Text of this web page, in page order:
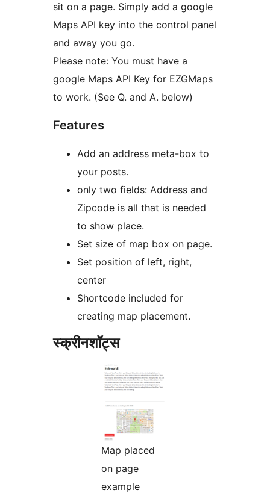
sit on a page. Simply add a google
Maps API key into the control panel
and away you go.
Please note: You must have a
google Maps API Key for EZGMaps
to work. (See Q. and A. below)
Features
Add an address meta-box to
your posts.
only two fields: Address and
Zipcode is all that is needed
to show place.
Set size of map box on page.
Set position of left, right,
center
Shortcode included for
creating map placement.
स्क्रीनशॉट्स
Map placed
on page
example